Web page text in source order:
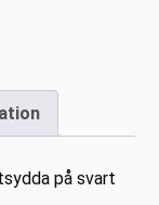
på svart